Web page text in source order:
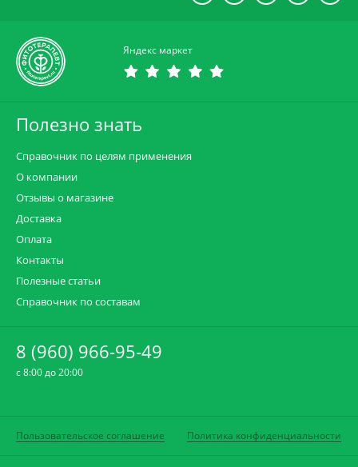
Яндекс маркет
Полезно знать
Справочник по целям применения
О компании
Отзывы о магазине
Доставка
Оплата
Контакты
Полезные статьи
Справочник по составам
8 (960) 966-95-49
c 8:00 до 20:00
Пользовательское соглашение Политика конфиденциальности